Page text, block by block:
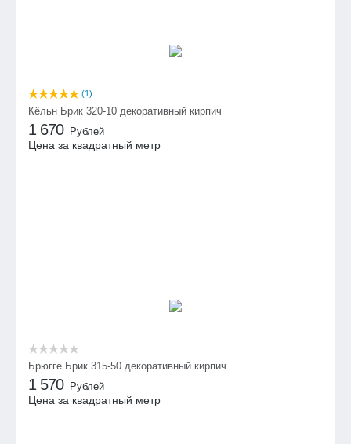
(1)
Кёльн Брик 320-10 декоративный кирпич
1 670 Рублей
Цена за квадратный метр
Брюгге Брик 315-50 декоративный кирпич
1 570 Рублей
Цена за квадратный метр